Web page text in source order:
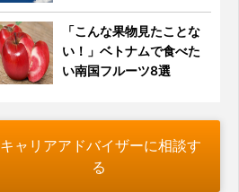
「こんな果物見たことな
い！」ベトナムで食べた
い南国フルーツ8選
キャリアアドバイザーに相談す
る